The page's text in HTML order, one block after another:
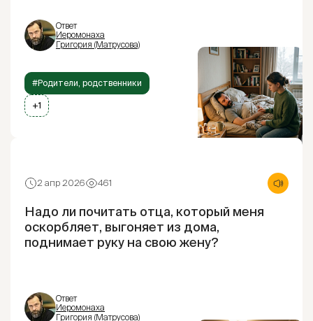
Ответ
Иеромонаха
Григория (Матрусова)
#Родители, родственники
+1
2 апр 2026 461
Надо ли почитать отца, который меня
оскорбляет, выгоняет из дома,
поднимает руку на свою жену?
Ответ
Иеромонаха
Григория (Матрусова)